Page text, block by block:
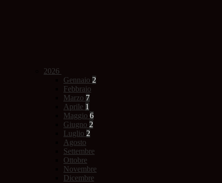
2026
Gennaio 2
Febbraio
Marzo 7
Aprile 1
Maggio 6
Giugno 2
Luglio 2
Agosto
Settembre
Ottobre
Novembre
Dicembre